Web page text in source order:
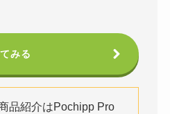
みる
品紹介はPochipp Pro